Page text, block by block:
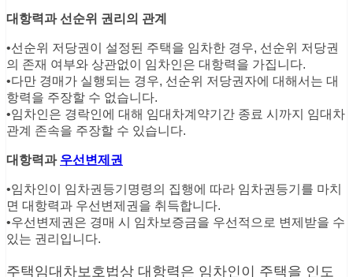
대항력과 선순위 권리의 관계
•선순위 저당권이 설정된 주택을 임차한 경우, 선순위 저당권
의 존재 여부와 상관없이 임차인은 대항력을 가집니다.
•다만 경매가 실행되는 경우, 선순위 저당권자에 대해서는 대
항력을 주장할 수 없습니다.
•임차인은 경락인에 대해 임대차계약기간 종료 시까지 임대차
관계 존속을 주장할 수 있습니다.
대항력과 우선변제권
•임차인이 임차권등기명령의 집행에 따라 임차권등기를 마치
면 대항력과 우선변제권을 취득합니다.
•우선변제권은 경매 시 임차보증금을 우선적으로 변제받을 수
있는 권리입니다.
주택임대차보호법상 대항력은 임차인이 주택을 인도